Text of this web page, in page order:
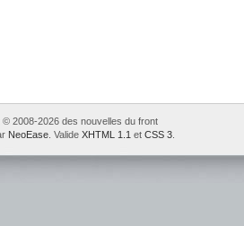
© 2008-2026 des nouvelles du front
NeoEase . Valide XHTML 1.1 et CSS 3